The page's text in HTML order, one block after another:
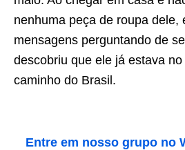
nenhuma peça de roupa dele,
mensagens perguntando de
descobriu que ele já estava
caminho do Brasil.
Entre em nosso grupo no